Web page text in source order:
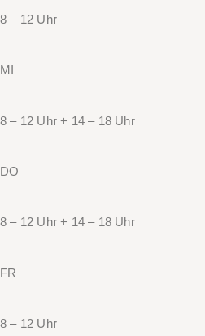
8 – 12 Uhr
MI
8 – 12 Uhr + 14 – 18 Uhr
DO
8 – 12 Uhr + 14 – 18 Uhr
FR
8 – 12 Uhr